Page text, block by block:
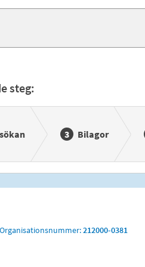
steg:
Bilagor
212000-0381